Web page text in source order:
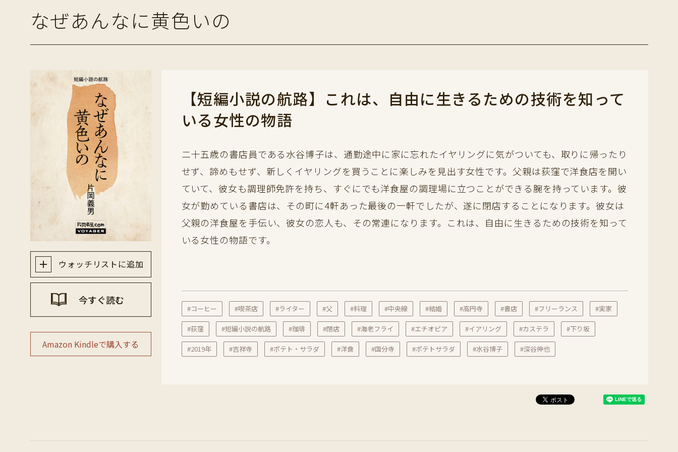
なぜあんなに黄色いの
ウォッチリストに追加
今すぐ読む
Amazon Kindleで購入する
【短編小説の航路】これは、自由に生きるための技術を知って
いる女性の物語
二十五歳の書店員である水谷博子は、通勤途中に家に忘れたイヤリングに気がついても、取りに帰ったり
せず、諦めもせず、新しくイヤリングを買うことに楽しみを見出す女性です。父親は荻窪で洋食店を開い
ていて、彼女も調理師免許を持ち、すぐにでも洋食屋の調理場に立つことができる腕を持っています。彼
女が勤めている書店は、その町に4軒あった最後の一軒でしたが、遂に閉店することになります。彼女は
父親の洋食屋を手伝い、彼女の恋人も、その常連になります。これは、自由に生きるための技術を知って
いる女性の物語です。
#コーヒー #喫茶店 #ライター #父 #料理 #中央線 #結婚 #高円寺 #書店 #フリーランス #実家
#荻窪 #短編小説の航路 #珈琲 #閉店 #海老フライ #エチオピア #イアリング #カステラ #下り坂
#2019年 #吉祥寺 #ポテト・サラダ #洋食 #国分寺 #ポテトサラダ #水谷博子 #深谷伸也